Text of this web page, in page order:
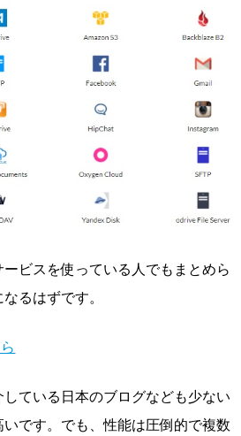
ビスを使っている人でもまとめら
るはずです。
ている日本のブログなども少ない
です。でも、性能は圧倒的で複数